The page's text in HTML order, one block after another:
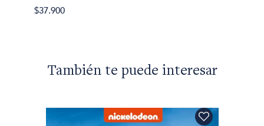
$37.900
También te puede interesar